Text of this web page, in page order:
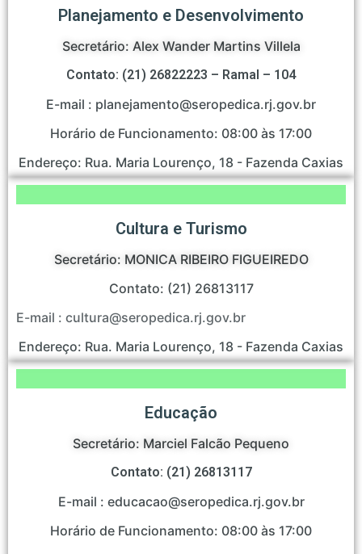
Planejamento e Desenvolvimento
Secretário: Alex Wander Martins Villela
Contato: (21) 26822223 – Ramal – 104
E-mail : planejamento@seropedica.rj.gov.br
Horário de Funcionamento: 08:00 às 17:00
Endereço: Rua. Maria Lourenço, 18 - Fazenda Caxias
Cultura e Turismo
Secretário: MONICA RIBEIRO FIGUEIREDO
Contato: (21) 26813117
E-mail : cultura@seropedica.rj.gov.br
Endereço: Rua. Maria Lourenço, 18 - Fazenda Caxias
Educação
Secretário: Marciel Falcão Pequeno
Contato: (21) 26813117
E-mail : educacao@seropedica.rj.gov.br
Horário de Funcionamento: 08:00 às 17:00